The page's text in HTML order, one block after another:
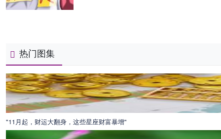
热门图集
"11月起，财运大翻身，这些星座财富暴增"